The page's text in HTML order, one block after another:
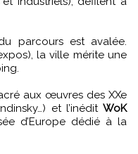
parcours est avalée.
la ville mérite une
aux œuvres des XXe
et l’inédit WoK
d’Europe dédié à la